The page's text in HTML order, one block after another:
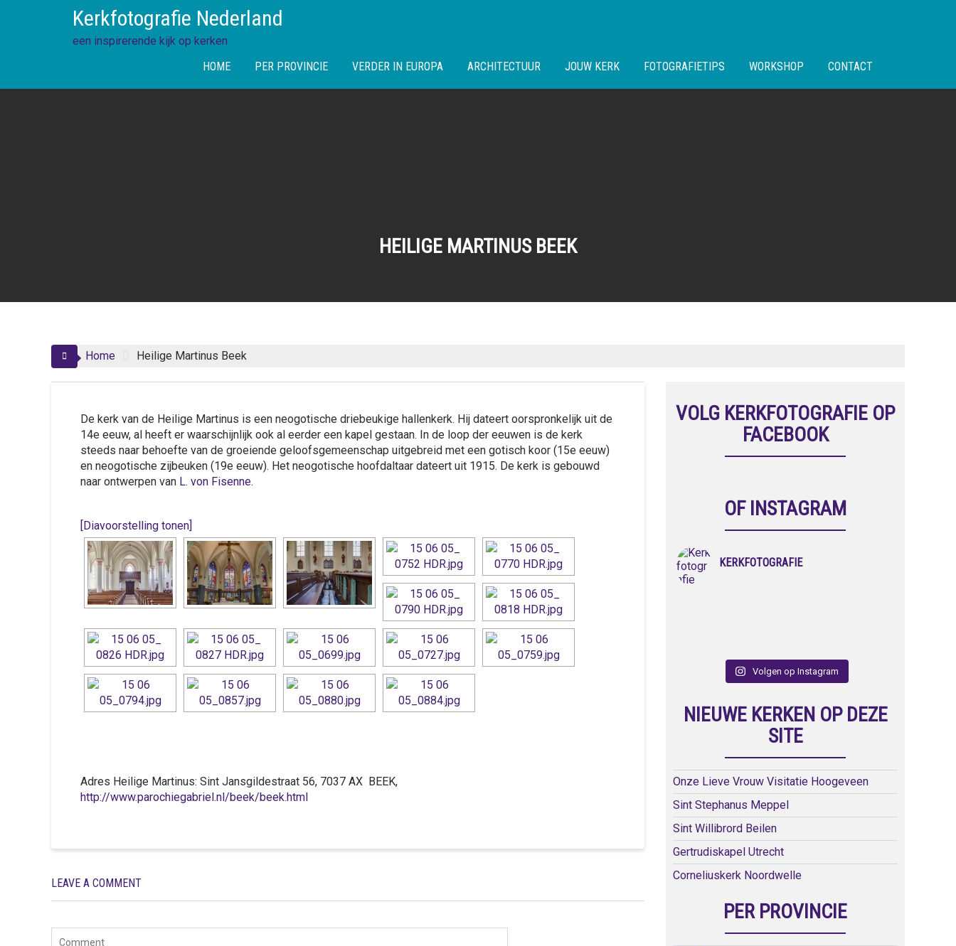
Kerkfotografie Nederland
een inspirerende kijk op kerken
HOME
PER PROVINCIE VERDER IN EUROPA ARCHITECTUUR JOUW KERK FOTOGRAFIETIPS WORKSHOP CONTACT
HEILIGE MARTINUS BEEK
Home Heilige Martinus Beek
De kerk van de Heilige Martinus is een neogotische driebeukige hallenkerk. Hij dateert oorspronkelijk uit de
14e eeuw, al heeft er waarschijnlijk ook al eerder een kapel gestaan. In de loop der eeuwen is de kerk
steeds naar behoefte van de groeiende geloofsgemeenschap uitgebreid met een gotisch koor (15e eeuw)
en neogotische zijbeuken (19e eeuw). Het neogotische hoofdaltaar dateert uit 1915. De kerk is gebouwd
naar ontwerpen van L. von Fisenne.
[Diavoorstelling tonen]
Adres Heilige Martinus: Sint Jansgildestraat 56, 7037 AX BEEK,
http://www.parochiegabriel.nl/beek/beek.html
LEAVE A COMMENT
VOLG KERKFOTOGRAFIE OP
FACEBOOK
OF INSTAGRAM
KERKFOTOGRAFIE
Volgen op Instagram
NIEUWE KERKEN OP DEZE
SITE
Onze Lieve Vrouw Visitatie Hoogeveen
Sint Stephanus Meppel
Sint Willibrord Beilen
Gertrudiskapel Utrecht
Corneliuskerk Noordwelle
PER PROVINCIE